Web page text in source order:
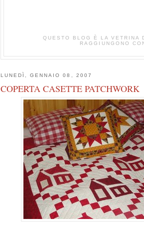
QUESTO BLOG È LA
RAGGIUNGONO
LUNEDÌ, GENNAIO 08, 2007
COPERTA CASETTE PATCHWORK